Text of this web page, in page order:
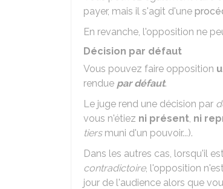
payer, mais il s'agit d'une
En revanche, l'opposition ne
Décision par défaut
Vous pouvez faire opposition
rendue par défaut.
Le juge rend une décision par
vous n'étiez ni présent, ni
tiersmuni d'un pouvoir...).
Dans les autres cas, lorsqu'il
contradictoire, l'opposition
jour de l'audience alors que